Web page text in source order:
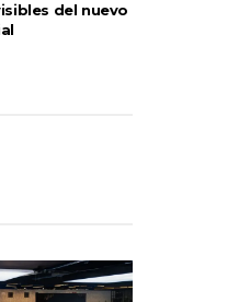
del nuevo